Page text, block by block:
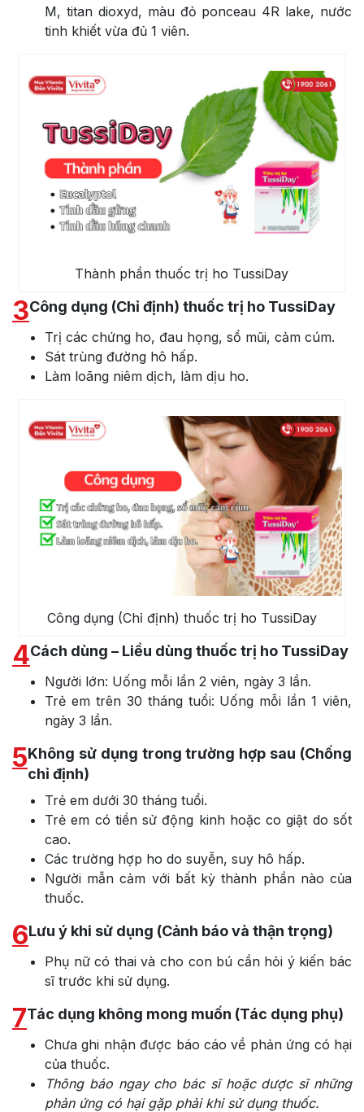
M, titan dioxyd, màu đỏ ponceau 4R lake, nước
tinh khiết vừa đủ 1 viên.
Thành phần thuốc trị ho TussiDay
3Công dụng (Chỉ định) thuốc trị ho TussiDay
Trị các chứng ho, đau họng, sổ mũi, cảm cúm.
Sát trùng đường hô hấp.
Làm loãng niêm dịch, làm dịu ho.
Công dụng (Chỉ định) thuốc trị ho TussiDay
4Cách dùng – Liều dùng thuốc trị ho TussiDay
Người lớn: Uống mỗi lần 2 viên, ngày 3 lần.
Trẻ em trên 30 tháng tuổi: Uống mỗi lần 1 viên,
ngày 3 lần.
5Không sử dụng trong trường hợp sau (Chống
chỉ định)
Trẻ em dưới 30 tháng tuổi.
Trẻ em có tiền sử động kinh hoặc co giật do sốt
cao.
Các trường hợp ho do suyễn, suy hô hấp.
Người mẫn cảm với bất kỳ thành phần nào của
thuốc.
6Lưu ý khi sử dụng (Cảnh báo và thận trọng)
Phụ nữ có thai và cho con bú cần hỏi ý kiến bác
sĩ trước khi sử dụng.
7Tác dụng không mong muốn (Tác dụng phụ)
Chưa ghi nhận được báo cáo về phản ứng có hại
của thuốc.
Thông báo ngay cho bác sĩ hoặc dược sĩ những
phản ứng có hại gặp phải khi sử dụng thuốc.